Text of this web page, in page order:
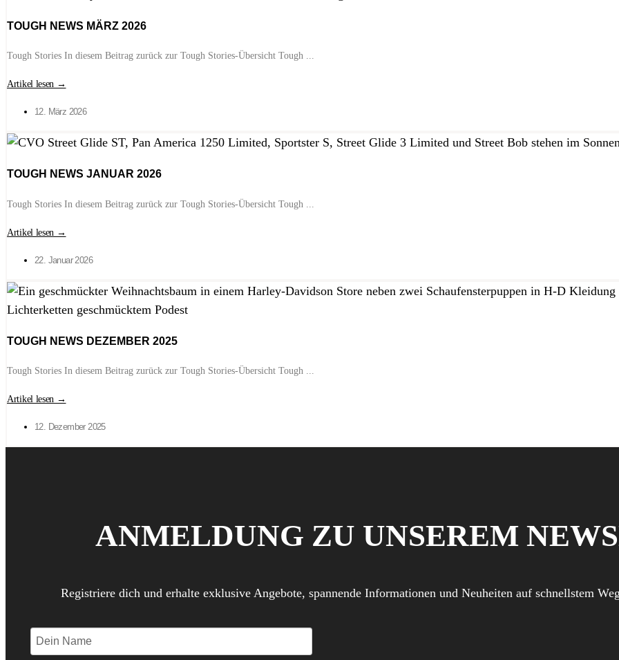
TOUGH NEWS MÄRZ 2026
Tough Stories In diesem Beitrag zurück zur Tough Stories-Übersicht Tough ...
Artikel lesen →
12. März 2026
TOUGH NEWS JANUAR 2026
Tough Stories In diesem Beitrag zurück zur Tough Stories-Übersicht Tough ...
Artikel lesen →
22. Januar 2026
TOUGH NEWS DEZEMBER 2025
Tough Stories In diesem Beitrag zurück zur Tough Stories-Übersicht Tough ...
Artikel lesen →
12. Dezember 2025
ANMELDUNG ZU UNSEREM
Registriere dich und erhalte exklusive Angebote, spannende Informationen und Neuheiten auf schnellstem